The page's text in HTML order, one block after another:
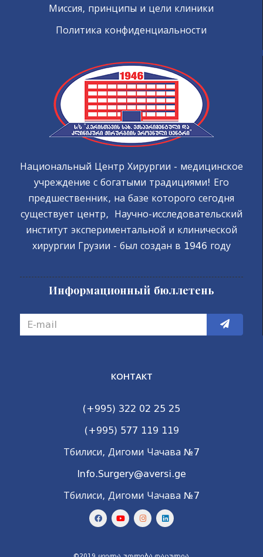
Миссия, принципы и цели клиники
Политика конфиденциальности
Национальный Центр Хирургии - медицинское
учреждение с богатыми традициями! Его
предшественник, на базе которого сегодня
существует центр, Научно-исследовательский
институт экспериментальной и клинической
хирургии Грузии - был создан в 1946 году
Информационный бюллетень
КОНТАКТ
(+995) 322 02 25 25
(+995) 577 119 119
Тбилиси, Дигоми Чачава №7
Info.Surgery@aversi.ge
Тбилиси, Дигоми Чачава №7